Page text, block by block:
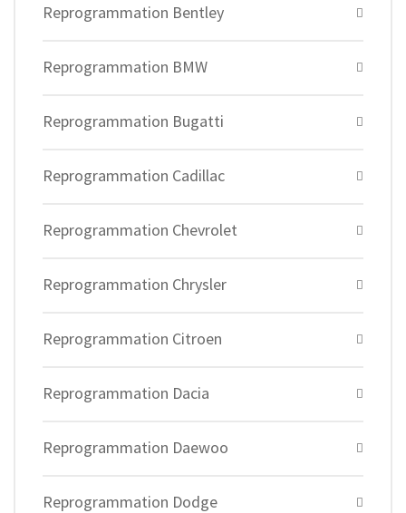
Reprogrammation Bentley
Reprogrammation BMW
Reprogrammation Bugatti
Reprogrammation Cadillac
Reprogrammation Chevrolet
Reprogrammation Chrysler
Reprogrammation Citroen
Reprogrammation Dacia
Reprogrammation Daewoo
Reprogrammation Dodge